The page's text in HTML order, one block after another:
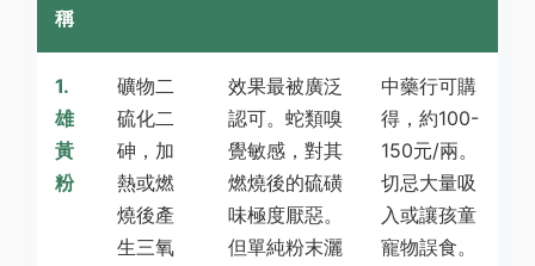
稱
1.
雄
黃
粉
礦物二
硫化二
砷，加
熱或燃
燒後產
生三氧
效果最被廣泛
認可。蛇類嗅
覺敏感，對其
燃燒後的硫磺
味極度厭惡。
但單純粉末灑
中藥行可購
得，約100-
150元/兩。
切忌大量吸
入或讓孩童
寵物誤食。